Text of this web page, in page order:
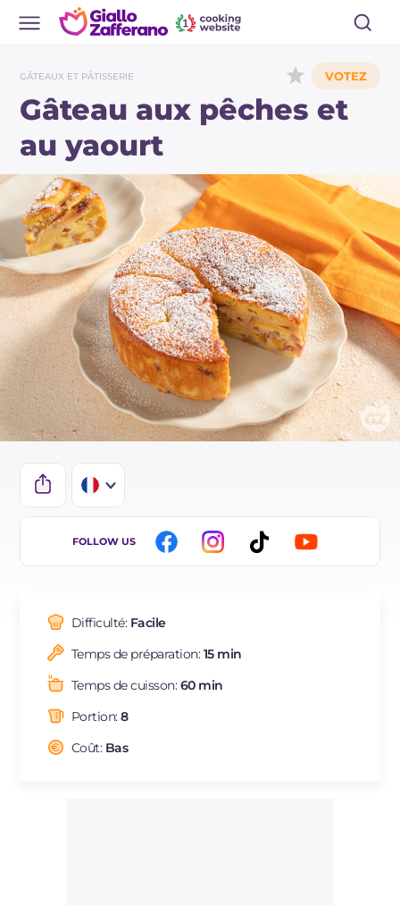
GÂTEAUX ET PÂTISSERIE
Gâteau aux pêches et
au yaourt
IT
ES
NL
BR
FOLLOW US
Difficulté: Facile
Temps de préparation:15 min
Temps de cuisson:60 min
Portion:8
Coût: Bas